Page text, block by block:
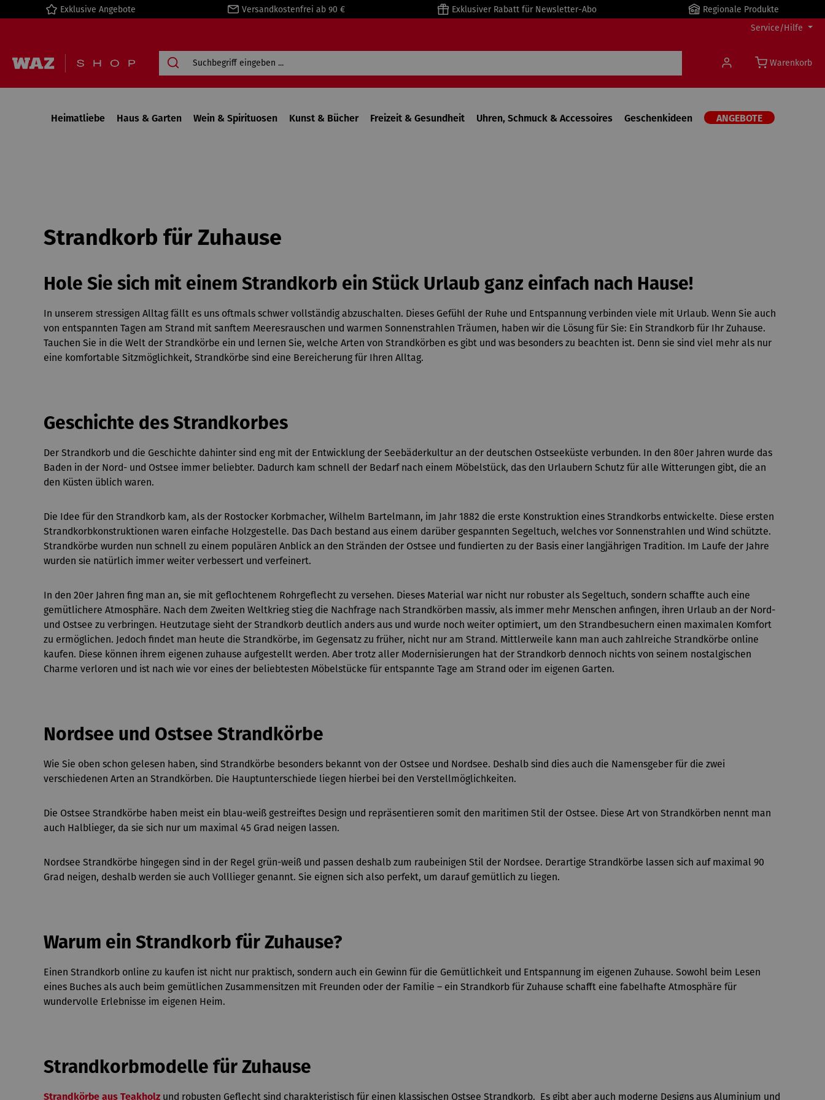
Zur Hauptnavigation springen
Exklusive Angebote Versandkostenfrei ab 90 € Exklusiver Rabatt für Newsletter-Abo
Regionale Produkte
Service/Hilfe
Warenkorb
Heimatliebe Haus & Garten Wein & Spirituosen Kunst & Bücher Freizeit & Gesundheit Uhren, Schmuck & Accessoires Geschenkideen ANGEBOTE
Strandkorb für Zuhause
Hole Sie sich mit einem Strandkorb ein Stück Urlaub ganz einfach nach Hause!
In unserem stressigen Alltag fällt es uns oftmals schwer vollständig abzuschalten. Dieses Gefühl der Ruhe und Entspannung verbinden viele mit Urlaub. Wenn Sie auch
von entspannten Tagen am Strand mit sanftem Meeresrauschen und warmen Sonnenstrahlen Träumen, haben wir die Lösung für Sie: Ein Strandkorb für Ihr Zuhause.
Tauchen Sie in die Welt der Strandkörbe ein und lernen Sie, welche Arten von Strandkörben es gibt und was besonders zu beachten ist. Denn sie sind viel mehr als nur
eine komfortable Sitzmöglichkeit, Strandkörbe sind eine Bereicherung für Ihren Alltag.
Geschichte des Strandkorbes
Der Strandkorb und die Geschichte dahinter sind eng mit der Entwicklung der Seebäderkultur an der deutschen Ostseeküste verbunden. In den 80er Jahren wurde das
Baden in der Nord- und Ostsee immer beliebter. Dadurch kam schnell der Bedarf nach einem Möbelstück, das den Urlaubern Schutz für alle Witterungen gibt, die an
den Küsten üblich waren.
Die Idee für den Strandkorb kam, als der Rostocker Korbmacher, Wilhelm Bartelmann, im Jahr 1882 die erste Konstruktion eines Strandkorbs entwickelte. Diese ersten
Strandkorbkonstruktionen waren einfache Holzgestelle. Das Dach bestand aus einem darüber gespannten Segeltuch, welches vor Sonnenstrahlen und Wind schützte.
Strandkörbe wurden nun schnell zu einem populären Anblick an den Stränden der Ostsee und fundierten zu der Basis einer langjährigen Tradition. Im Laufe der Jahre
wurden sie natürlich immer weiter verbessert und verfeinert.
In den 20er Jahren fing man an, sie mit geflochtenem Rohrgeflecht zu versehen. Dieses Material war nicht nur robuster als Segeltuch, sondern schaffte auch eine
gemütlichere Atmosphäre. Nach dem Zweiten Weltkrieg stieg die Nachfrage nach Strandkörben massiv, als immer mehr Menschen anfingen, ihren Urlaub an der Nord-
und Ostsee zu verbringen. Heutzutage sieht der Strandkorb deutlich anders aus und wurde noch weiter optimiert, um den Strandbesuchern einen maximalen Komfort
zu ermöglichen. Jedoch findet man heute die Strandkörbe, im Gegensatz zu früher, nicht nur am Strand. Mittlerweile kann man auch zahlreiche Strandkörbe online
kaufen. Diese können ihrem eigenen zuhause aufgestellt werden. Aber trotz aller Modernisierungen hat der Strandkorb dennoch nichts von seinem nostalgischen
Charme verloren und ist nach wie vor eines der beliebtesten Möbelstücke für entspannte Tage am Strand oder im eigenen Garten.
Nordsee und Ostsee Strandkörbe
Wie Sie oben schon gelesen haben, sind Strandkörbe besonders bekannt von der Ostsee und Nordsee. Deshalb sind dies auch die Namensgeber für die zwei
verschiedenen Arten an Strandkörben. Die Hauptunterschiede liegen hierbei bei den Verstellmöglichkeiten.
Die Ostsee Strandkörbe haben meist ein blau-weiß gestreiftes Design und repräsentieren somit den maritimen Stil der Ostsee. Diese Art von Strandkörben nennt man
auch Halblieger, da sie sich nur um maximal 45 Grad neigen lassen.
Nordsee Strandkörbe hingegen sind in der Regel grün-weiß und passen deshalb zum raubeinigen Stil der Nordsee. Derartige Strandkörbe lassen sich auf maximal 90
Grad neigen, deshalb werden sie auch Volllieger genannt. Sie eignen sich also perfekt, um darauf gemütlich zu liegen.
Warum ein Strandkorb für Zuhause?
Einen Strandkorb online zu kaufen ist nicht nur praktisch, sondern auch ein Gewinn für die Gemütlichkeit und Entspannung im eigenen Zuhause. Sowohl beim Lesen
eines Buches als auch beim gemütlichen Zusammensitzen mit Freunden oder der Familie – ein Strandkorb für Zuhause schafft eine fabelhafte Atmosphäre für
wundervolle Erlebnisse im eigenen Heim.
Strandkorbmodelle für Zuhause
Strandkörbe aus Teakholz und robusten Geflecht sind charakteristisch für einen klassischen Ostsee Strandkorb. Es gibt aber auch moderne Designs aus Aluminium und